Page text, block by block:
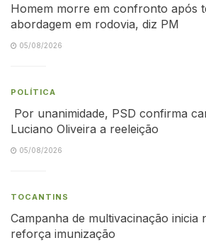
Homem morre em confronto após
abordagem em rodovia, diz PM
05/08/2026
POLÍTICA
Por unanimidade, PSD confirma
Luciano Oliveira a reeleição
05/08/2026
TOCANTINS
Campanha de multivacinação inicia
reforça imunização